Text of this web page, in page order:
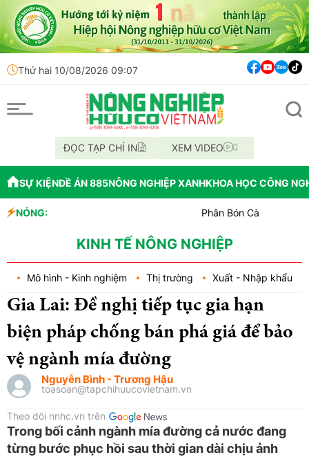
Thứ hai 10/08/2026 09:07
ĐỌC TẠP CHÍ IN XEM VIDEO
SỰ KIỆNĐỀ ÁN 885NÔNG NGHIỆP XANHKHOA HỌC CÔNG
NÓNG:
Phân Bón Cà Mau đồng hành
Mùa xanh trên cánh đồng
KINH TẾ NÔNG NGHIỆP
Mô hình - Kinh nghiệm Thị trường Xuất - Nhập khẩu
Gia Lai: Đề nghị tiếp tục gia hạn
biện pháp chống bán phá giá để bảo
vệ ngành mía đường
Nguyễn Bình - Trương Hậu
toasoan@tapchihuucovietnam.vn
Theo dõi nnhc.vn trên
Trong bối cảnh ngành mía đường cả nước đang
từng bước phục hồi sau thời gian dài chịu ảnh